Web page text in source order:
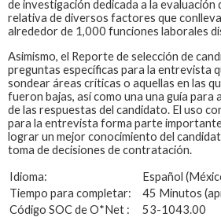
de investigación dedicada a la evaluación
relativa de diversos factores que
alrededor de 1,000 funciones laborales
Asimismo, el Reporte de selección de
preguntas específicas para la entrevista
sondear áreas críticas o aquellas en las
fueron bajas, así como una una guía para
de las respuestas del candidato. El uso
para la entrevista forma parte
lograr un mejor conocimiento del
toma de decisiones de contratación.
Idioma:
Español
Tiempo para completar:
45 Minutos
Código SOC de O*Net :
53-1043.00